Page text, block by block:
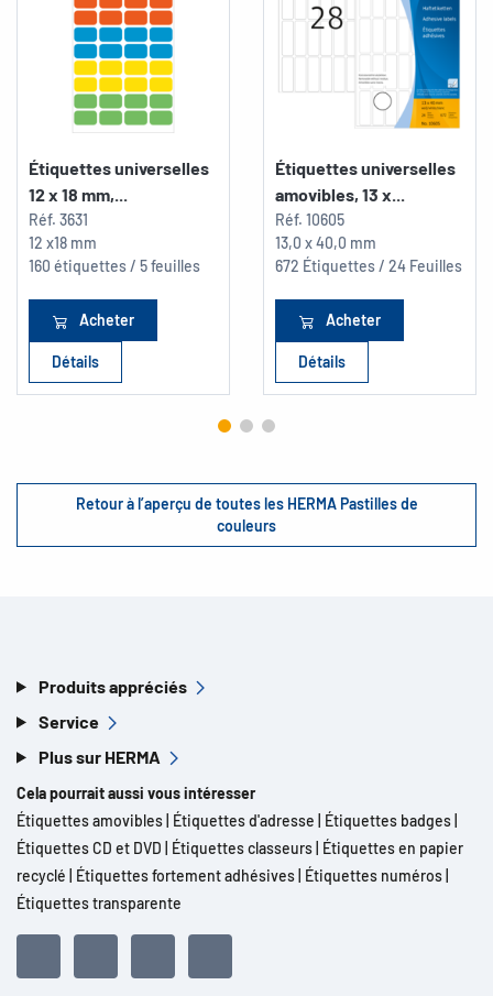
Étiquettes universelles
12 x 18 mm,...
Réf. 3631
12 x18 mm
160 étiquettes / 5 feuilles
Acheter
Détails
Étiquettes universelles
amovibles, 13 x...
Réf. 10605
13,0 x 40,0 mm
672 Étiquettes / 24 Feuilles
Acheter
Détails
Retour à l’aperçu de toutes les HERMA Pastilles de
couleurs
Produits appréciés
Service
Plus sur HERMA
Cela pourrait aussi vous intéresser
Étiquettes amovibles Étiquettes d'adresse Étiquettes badges
Étiquettes CD et DVD
Étiquettes classeurs Étiquettes en papier
recyclé
Étiquettes fortement adhésives Étiquettes numéros
Étiquettes transparente